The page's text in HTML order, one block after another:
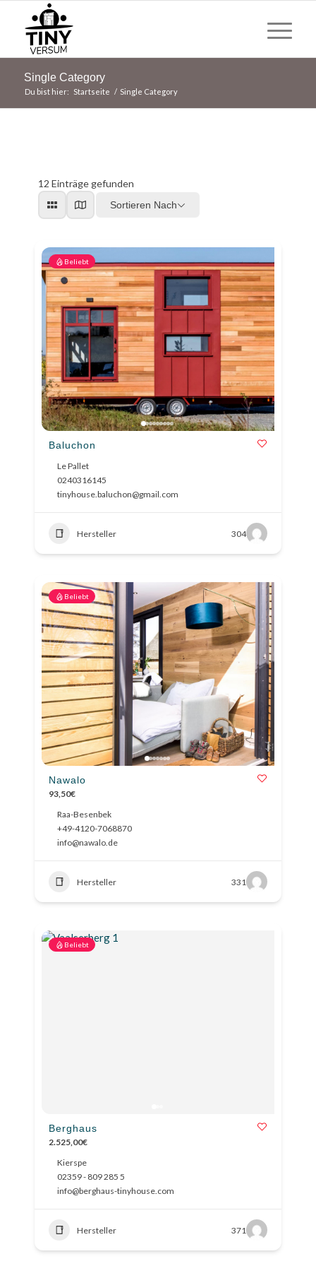
Single Category
Du bist hier: Startseite / Single Category
12 Einträge gefunden
Sortieren Nach
Beliebt
Baluchon
Le Pallet
0240316145
tinyhouse.baluchon@gmail.com
Hersteller 304
Beliebt
Nawalo
93,50€
Raa-Besenbek
+49-4120-7068870
info@nawalo.de
Hersteller 331
Beliebt
Berghaus
2.525,00€
Kierspe
02359 - 809 285 5
info@berghaus-tinyhouse.com
Hersteller 371